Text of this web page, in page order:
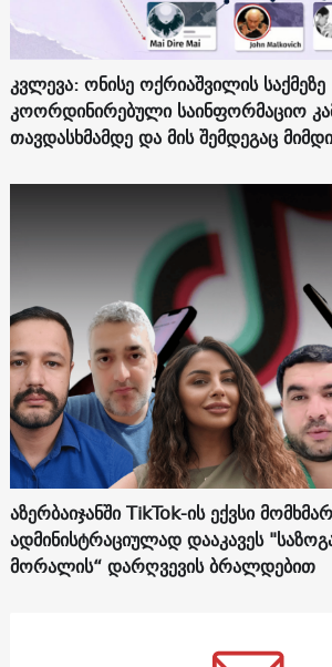
კვლევა: ონისე ოქრიაშვილის საქმეზე
კოორდინირებული საინფორმაციო
თავდასხმამდე და მის შემდეგაც
აზერბაიჯანში TikTok-ის ექვსი
ადმინისტრაციულად დააკავეს
მორალის“ დარღვევის ბრალდებით